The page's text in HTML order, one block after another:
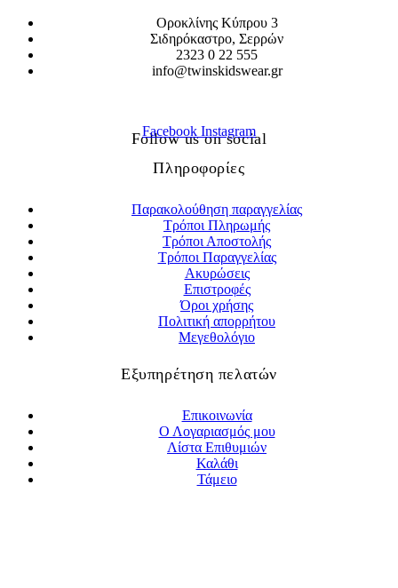
Οροκλίνης Κύπρου 3
Σιδηρόκαστρο, Σερρών
2323 0 22 555
info@twinskidswear.gr
Follow us on social
Facebook Instagram
Πληροφορίες
Παρακολούθηση παραγγελίας
Τρόποι Πληρωμής
Τρόποι Αποστολής
Τρόποι Παραγγελίας
Ακυρώσεις
Επιστροφές
Όροι χρήσης
Πολιτική απορρήτου
Μεγεθολόγιο
Εξυπηρέτηση πελατών
Επικοινωνία
Ο Λογαριασμός μου
Λίστα Επιθυμιών
Καλάθι
Τάμειο